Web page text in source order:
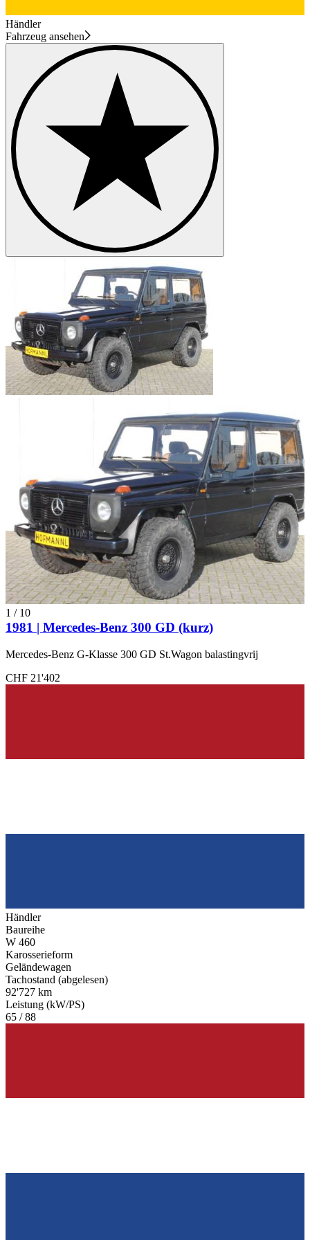
Händler
Fahrzeug ansehen
1 / 10
1981 | Mercedes-Benz 300 GD (kurz)
Mercedes-Benz G-Klasse 300 GD St.Wagon balastingvrij
CHF 21'402
Händler
Baureihe
W 460
Karosserieform
Geländewagen
Tachostand (abgelesen)
92'727 km
Leistung (kW/PS)
65 / 88